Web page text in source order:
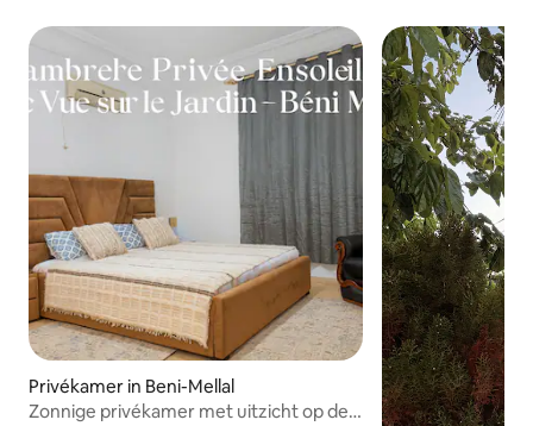
Privékamer in Beni-Mellal
Zonnige privékamer met uitzicht op de